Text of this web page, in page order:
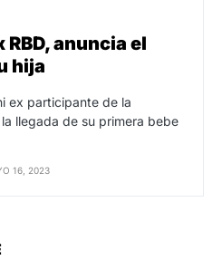
anuncia el
hija
ex participante de la
llegada de su primera bebe
16, 2023